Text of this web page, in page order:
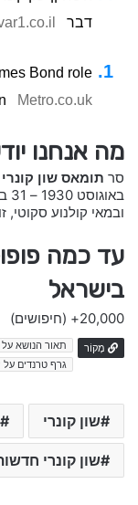
דבר
Bond role
Metro.co.uk
מה אנחנו
סר תומאס שון קונרי
ובמאי קולנוע
עד כמה
בישראל
20,000+ (חיפושים)
מָקוֹר תאור הנושא על
גרף טרנדים על
שון קונרי
שון קונרי